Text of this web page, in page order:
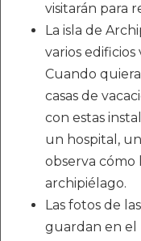
visitarán para
La isla de
varios edificios
Cuando
casas de
con estas
un hospital,
observa cómo
archipiélago.
Las fotos de
guardan en el